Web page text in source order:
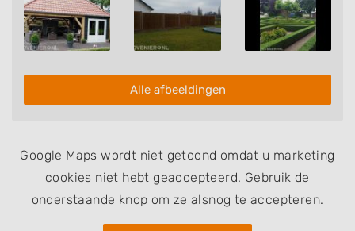
Heeft u interesse in de diensten van Nierkes
Hovenier? Neem dan via deze pagina vrijblijvend
Alle afbeeldingen
Google Maps wordt niet getoond omdat u marketing
cookies niet hebt geaccepteerd. Gebruik de
onderstaande knop om ze alsnog te accepteren.